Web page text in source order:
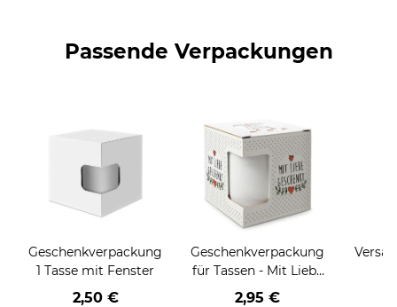
Passende Verpackungen
Geschenkverpackung
1 Tasse mit Fenster
2,50 €
Geschenkverpackung
für Tassen - Mit Liebe
geschenkt
2,95 €